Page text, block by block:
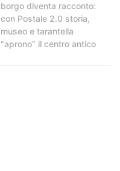
borgo diventa racconto:
con Postale 2.0 storia,
museo e tarantella
“aprono” il centro antico